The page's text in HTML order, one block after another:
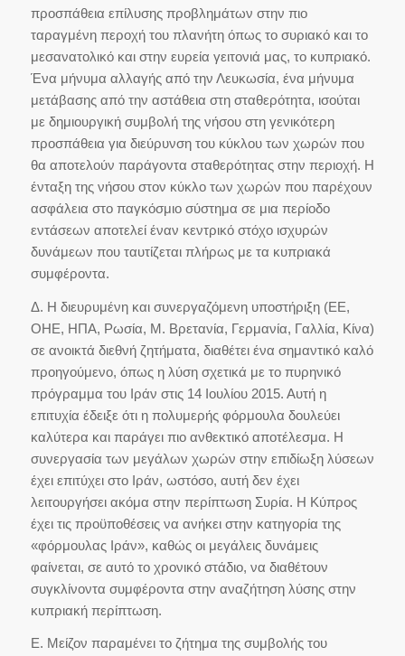
προσπάθεια επίλυσης προβλημάτων στην πιο
ταραγμένη περοχή του πλανήτη όπως το συριακό και το
μεσανατολικό και στην ευρεία γειτονιά μας, το κυπριακό.
Ένα μήνυμα αλλαγής από την Λευκωσία, ένα μήνυμα
μετάβασης από την αστάθεια στη σταθερότητα, ισούται
με δημιουργική συμβολή της νήσου στη γενικότερη
προσπάθεια για διεύρυνση του κύκλου των χωρών που
θα αποτελούν παράγοντα σταθερότητας στην περιοχή. Η
ένταξη της νήσου στον κύκλο των χωρών που παρέχουν
ασφάλεια στο παγκόσμιο σύστημα σε μια περίοδο
εντάσεων αποτελεί έναν κεντρικό στόχο ισχυρών
δυνάμεων που ταυτίζεται πλήρως με τα κυπριακά
συμφέροντα.
Δ. Η διευρυμένη και συνεργαζόμενη υποστήριξη (ΕΕ,
ΟΗΕ, ΗΠΑ, Ρωσία, Μ. Βρετανία, Γερμανία, Γαλλία, Κίνα)
σε ανοικτά διεθνή ζητήματα, διαθέτει ένα σημαντικό καλό
προηγούμενο, όπως η λύση σχετικά με το πυρηνικό
πρόγραμμα του Ιράν στις 14 Ιουλίου 2015. Αυτή η
επιτυχία έδειξε ότι η πολυμερής φόρμουλα δουλεύει
καλύτερα και παράγει πιο ανθεκτικό αποτέλεσμα. Η
συνεργασία των μεγάλων χωρών στην επιδίωξη λύσεων
έχει επιτύχει στο Ιράν, ωστόσο, αυτή δεν έχει
λειτουργήσει ακόμα στην περίπτωση Συρία. Η Κύπρος
έχει τις προϋποθέσεις να ανήκει στην κατηγορία της
«φόρμουλας Ιράν», καθώς οι μεγάλεις δυνάμεις
φαίνεται, σε αυτό το χρονικό στάδιο, να διαθέτουν
συγκλίνοντα συμφέροντα στην αναζήτηση λύσης στην
κυπριακή περίπτωση.
Ε. Μείζον παραμένει το ζήτημα της συμβολής του